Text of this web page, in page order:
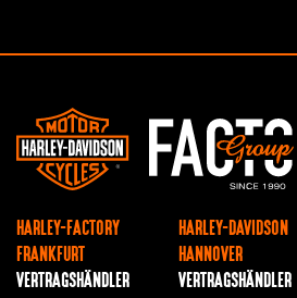
HARLEY-FACTORY
FRANKFURT
VERTRAGSHÄNDLER
HARLEY-DAVIDSON
HANNOVER
VERTRAGSHÄNDLER